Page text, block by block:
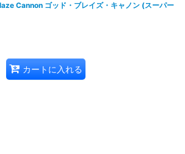
Cannon ゴッド・ブレイズ・キャノン (スーパー
カートに入れる